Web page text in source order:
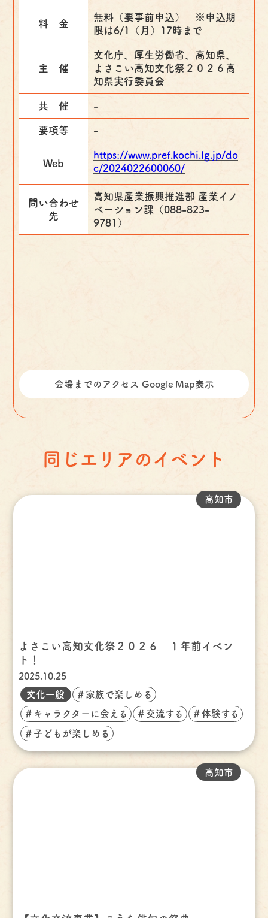
料 金
無料（要事前申込） ※申込期
限は6/1（月）17時まで
主 催
文化庁、厚生労働省、高知県、
よさこい高知文化祭２０２６高
知県実行委員会
共 催 -
要項等 -
Web
https://www.pref.kochi.lg.jp/do
c/2024022600060/
問い合わせ
先
高知県産業振興推進部 産業イノ
ベーション課（088-823-
9781）
会場までのアクセス Google Map表示
同じエリアのイベント
よさこい高知文化祭２０２６ １年前イベン
ト！
2025.10.25
高知市
文化一般 ＃家族で楽しめる
＃キャラクターに会える ＃交流する ＃体験する
＃子どもが楽しめる
高知市